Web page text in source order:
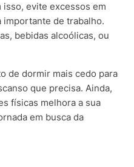
evite excessos em
importante de trabalho.
bebidas alcoólicas, ou
de dormir mais cedo para
que precisa. Ainda,
físicas melhora a sua
em busca da